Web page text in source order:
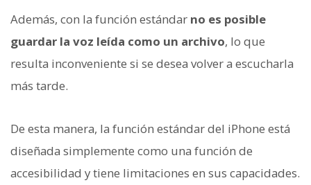
Además, con la función estándar no es posible
guardar la voz leída como un archivo, lo que
resulta inconveniente si se desea volver a escucharla
más tarde.
De esta manera, la función estándar del iPhone está
diseñada simplemente como una función de
accesibilidad y tiene limitaciones en sus capacidades.